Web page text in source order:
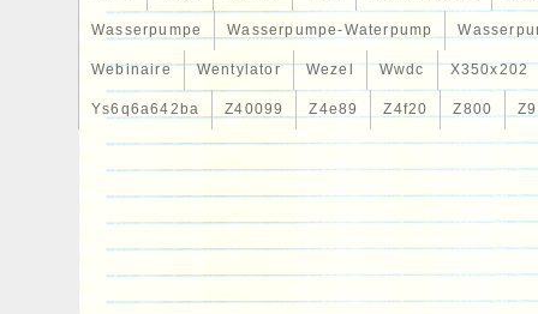
Wasserpumpe Wasserpumpe-Waterpump
Webinaire Wentylator Wezel Wwdc X350x202
Ys6q6a642ba Z40099 Z4e89 Z4f20 Z800